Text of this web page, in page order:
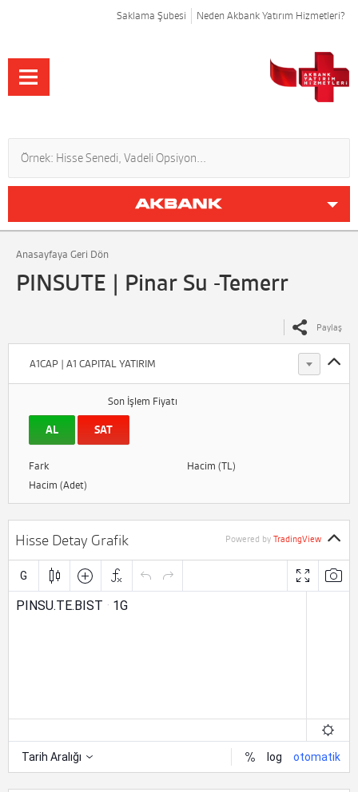
Saklama Şubesi Neden Akbank Yatırım Hizmetleri?
Anasayfaya Geri Dön
PINSUTE | Pinar Su -Temerr
Paylaş
A1CAP | A1 CAPITAL YATIRIM
Son İşlem Fiyatı
AL SAT
Fark
Hacim (TL)
Hacim (Adet)
Hisse Detay Grafik Powered by TradingView